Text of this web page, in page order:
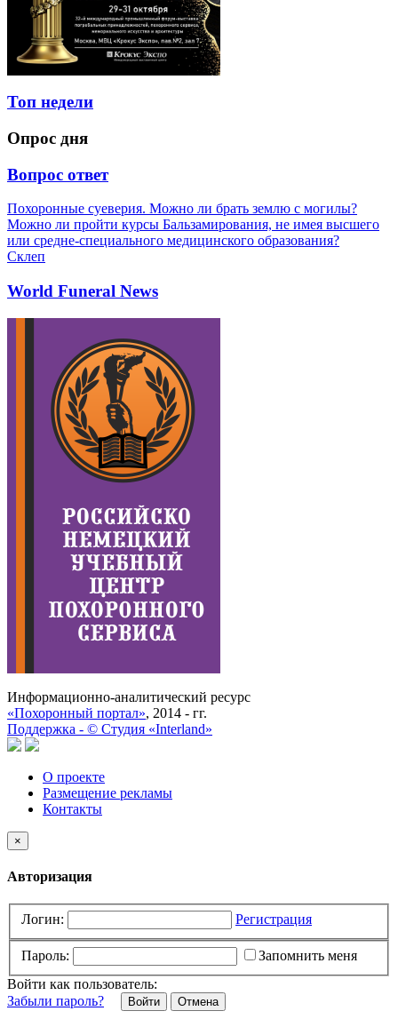
Топ недели
Опрос дня
Вопрос ответ
Похоронные суеверия. Можно ли брать землю с могилы?
Можно ли пройти курсы Бальзамирования, не имея высшего
или средне-специального медицинского образования?
Склеп
World Funeral News
Информационно-аналитический ресурс
«Похоронный портал», 2014 - гг.
Поддержка - © Cтудия «Interland»
О проекте
Размещение рекламы
Контакты
×
Авторизация
Логин: Регистрация
Пароль:
Запомнить меня
Войти как пользователь:
Забыли пароль?
Отмена